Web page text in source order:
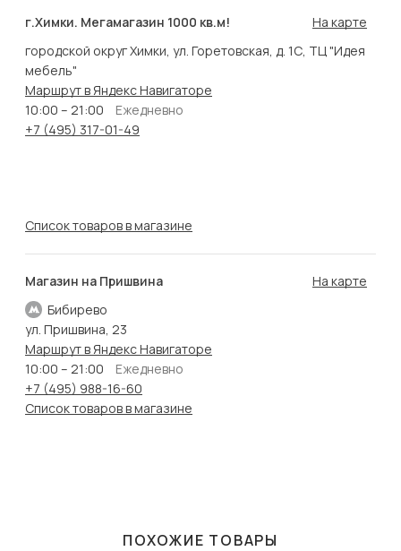
г.Химки. Мегамагазин 1000 кв.м!
На карте
городской округ Химки, ул. Горетовская, д. 1С, ТЦ "Идея
мебель"
Маршрут в Яндекс Навигаторе
10:00 – 21:00
Ежедневно
+7 (495) 317-01-49
Список товаров в магазине
Магазин на Пришвина
Бибирево
На карте
ул. Пришвина, 23
Маршрут в Яндекс Навигаторе
10:00 – 21:00
Ежедневно
+7 (495) 988-16-60
Список товаров в магазине
ПОХОЖИЕ ТОВАРЫ